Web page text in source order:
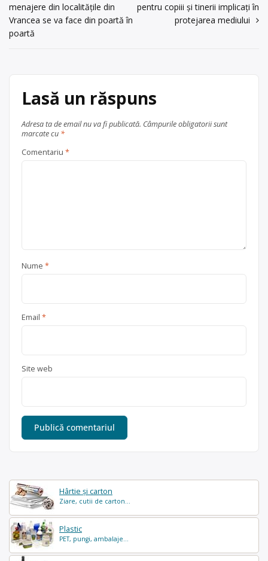
Hârtie și carton
Ziare, cutii de carton...
Plastic
PET, pungi, ambalaje...
în
articole
menajere din localitățile din
Vrancea se va face din poartă în
poartă
pentru copiii și tinerii implicați în
protejarea mediului
Lasă un răspuns
Adresa ta de email nu va fi publicată. Câmpurile obligatorii sunt
marcate cu *
Comentariu *
Nume *
Email *
Site web